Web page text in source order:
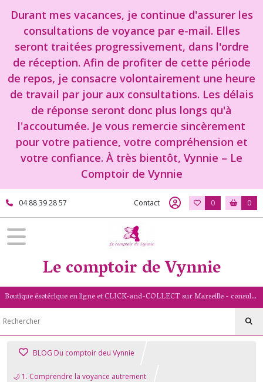
Durant mes vacances, je continue d'assurer les
consultations de voyance par e-mail. Elles
seront traitées progressivement, dans l'ordre
de réception. Afin de profiter de cette période
de repos, je consacre volontairement une heure
de travail par jour aux consultations. Les délais
de réponse seront donc plus longs qu'à
l'accoutumée. Je vous remercie sincèrement
pour votre patience, votre compréhension et
votre confiance. À très bientôt, Vynnie – Le
Comptoir de Vynnie
04 88 39 28 57 Contact 0 0
Le comptoir de Vynnie
Boutique ésotérique en ligne et CLICK-and-COLLECT sur Marseille - consultation de voyance par mail - livret numérologique (13/PACA)
BLOG Du comptoir deu Vynnie
🌙 1. Comprendre la voyance autrement